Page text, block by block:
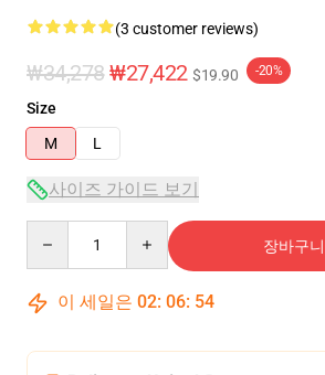
(3 customer reviews)
₩34,278₩27,422 $19.90 -20%
Size
M
L
사이즈 가이드 보기
장바구
이 세일은 02: 06: 53